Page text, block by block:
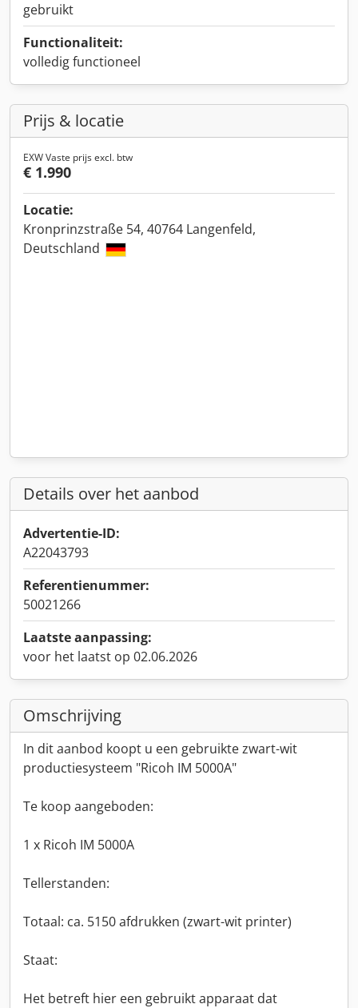
gebruikt
Functionaliteit:
volledig functioneel
Prijs & locatie
EXW Vaste prijs excl. btw
€ 1.990
Locatie:
Kronprinzstraße 54, 40764 Langenfeld,
Deutschland
Details over het aanbod
Advertentie-ID:
A22043793
Referentienummer:
50021266
Laatste aanpassing:
voor het laatst op 02.06.2026
Omschrijving
In dit aanbod koopt u een gebruikte zwart-wit
productiesysteem "Ricoh IM 5000A"
Te koop aangeboden:
1 x Ricoh IM 5000A
Tellerstanden:
Totaal: ca. 5150 afdrukken (zwart-wit printer)
Staat:
Het betreft hier een gebruikt apparaat dat